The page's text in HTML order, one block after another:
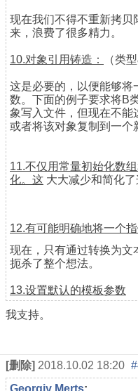
现在我们不得不重新拷贝
来，浪费了很多精力。
10.对象引用铸造： （类
这是必要的，以便能够将
数。下面的例子要求将B
象写入文件，但现在不能
或者将该对象复制到一个
11.不仅用常量初始化数
化。这 大大减少和简化了
12.有可能明确地将一个
现在，只有通过转换为文
扼杀了整个想法。
13.设置默认的模板参数
我支持。
[删除] 2018.10.02 18:20